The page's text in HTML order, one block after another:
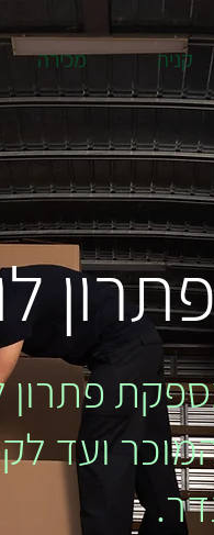
מכירה קניה
פתרון
ועד